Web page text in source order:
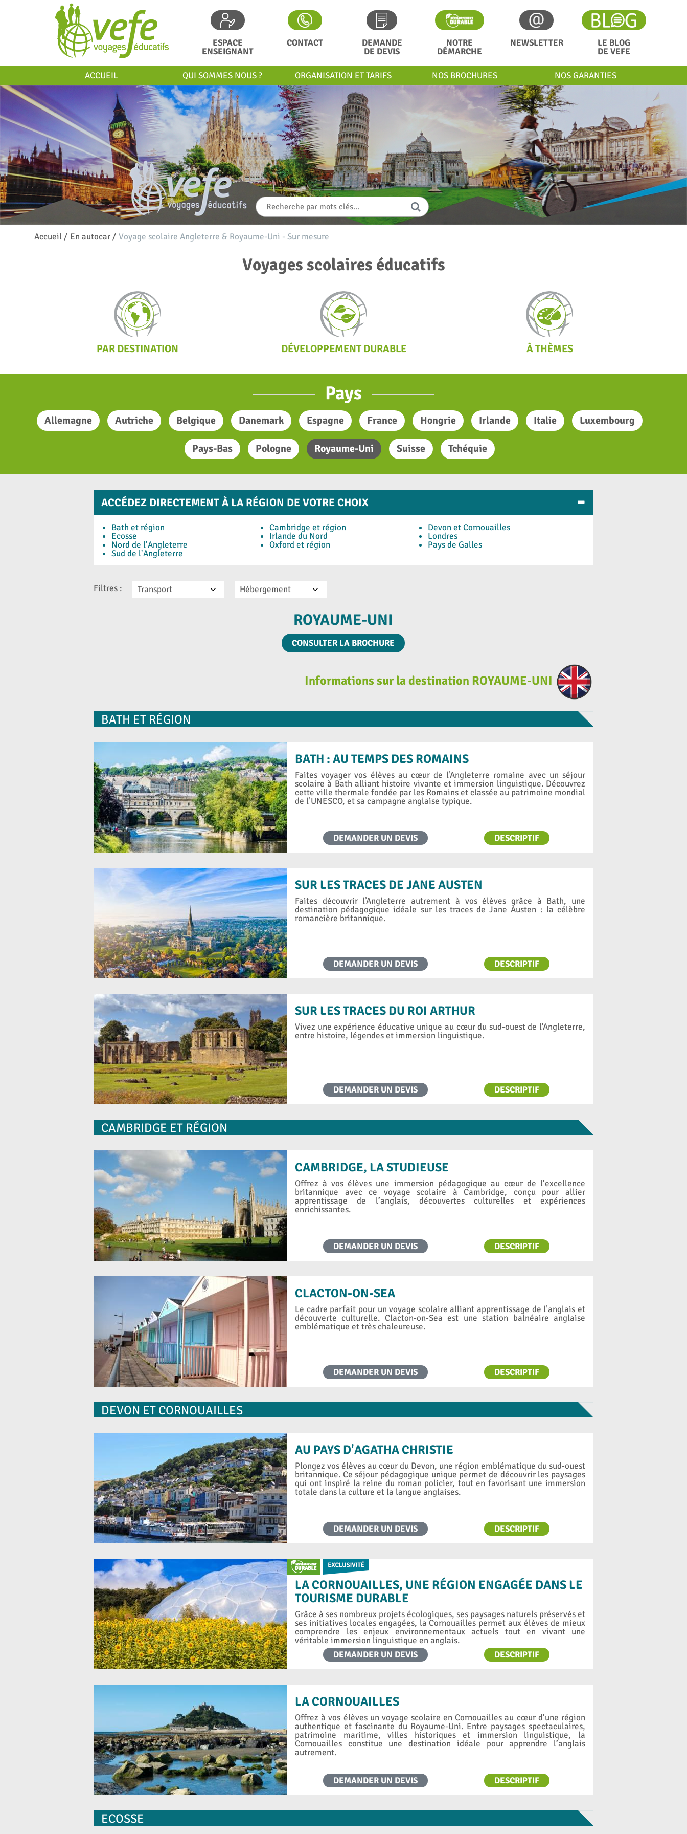
ESPACE
ENSEIGNANT
CONTACT
DEMANDE
DE DEVIS
NOTRE
DÉMARCHE
NEWSLETTER
LE BLOG
DE VEFE
ACCUEIL QUI SOMMES NOUS ? ORGANISATION ET TARIFS NOS BROCHURES NOS GARANTIES
Accueil/ En autocar/ Voyage scolaire Angleterre & Royaume-Uni - Sur mesure
Voyages scolaires éducatifs
PAR DESTINATION DÉVELOPPEMENT DURABLE À THÈMES
Pays
Allemagne Autriche Belgique Danemark Espagne France Hongrie Irlande Italie Luxembourg
Pays-Bas Pologne Royaume-Uni Suisse Tchéquie
ACCÉDEZ DIRECTEMENT À LA RÉGION DE VOTRE CHOIX -
Bath et région Cambridge et région
Devon et Cornouailles
Ecosse
Irlande du Nord
Londres
Nord de l'Angleterre
Oxford et région
Pays de Galles
Sud de l'Angleterre
Filtres : Transport Hébergement
ROYAUME-UNI
CONSULTER LA BROCHURE
Informations sur la destination ROYAUME-UNI
BATH ET RÉGION
BATH : AU TEMPS DES ROMAINS
Faites voyager vos élèves au cœur de l’Angleterre romaine avec un séjour
scolaire à Bath alliant histoire vivante et immersion linguistique. Découvrez
cette ville thermale fondée par les Romains et classée au patrimoine mondial
de l’UNESCO, et sa campagne anglaise typique.
DESCRIPTIF
DEMANDER UN DEVIS
SUR LES TRACES DE JANE AUSTEN
Faites découvrir l’Angleterre autrement à vos élèves grâce à Bath, une
destination pédagogique idéale sur les traces de Jane Austen : la célèbre
romancière britannique.
DESCRIPTIF
DEMANDER UN DEVIS
SUR LES TRACES DU ROI ARTHUR
Vivez une expérience éducative unique au cœur du sud-ouest de l’Angleterre,
entre histoire, légendes et immersion linguistique.
DESCRIPTIF
DEMANDER UN DEVIS
CAMBRIDGE ET RÉGION
CAMBRIDGE, LA STUDIEUSE
Offrez à vos élèves une immersion pédagogique au cœur de l’excellence
britannique avec ce voyage scolaire à Cambridge, conçu pour allier
apprentissage de l’anglais, découvertes culturelles et expériences
enrichissantes.
DESCRIPTIF
DEMANDER UN DEVIS
CLACTON-ON-SEA
Le cadre parfait pour un voyage scolaire alliant apprentissage de l’anglais et
découverte culturelle. Clacton-on-Sea est une station balnéaire anglaise
emblématique et très chaleureuse.
DESCRIPTIF
DEMANDER UN DEVIS
DEVON ET CORNOUAILLES
AU PAYS D'AGATHA CHRISTIE
Plongez vos élèves au cœur du Devon, une région emblématique du sud-ouest
britannique. Ce séjour pédagogique unique permet de découvrir les paysages
qui ont inspiré la reine du roman policier, tout en favorisant une immersion
totale dans la culture et la langue anglaises.
DESCRIPTIF
DEMANDER UN DEVIS
LA CORNOUAILLES, UNE RÉGION ENGAGÉE DANS LE
TOURISME DURABLE
Grâce à ses nombreux projets écologiques, ses paysages naturels préservés et
ses initiatives locales engagées, la Cornouailles permet aux élèves de mieux
comprendre les enjeux environnementaux actuels tout en vivant une
véritable immersion linguistique en anglais.
DESCRIPTIF
DEMANDER UN DEVIS
LA CORNOUAILLES
Offrez à vos élèves un voyage scolaire en Cornouailles au cœur d’une région
authentique et fascinante du Royaume-Uni. Entre paysages spectaculaires,
patrimoine maritime, villes historiques et immersion linguistique, la
Cornouailles constitue une destination idéale pour apprendre l’anglais
autrement.
DESCRIPTIF
DEMANDER UN DEVIS
ECOSSE